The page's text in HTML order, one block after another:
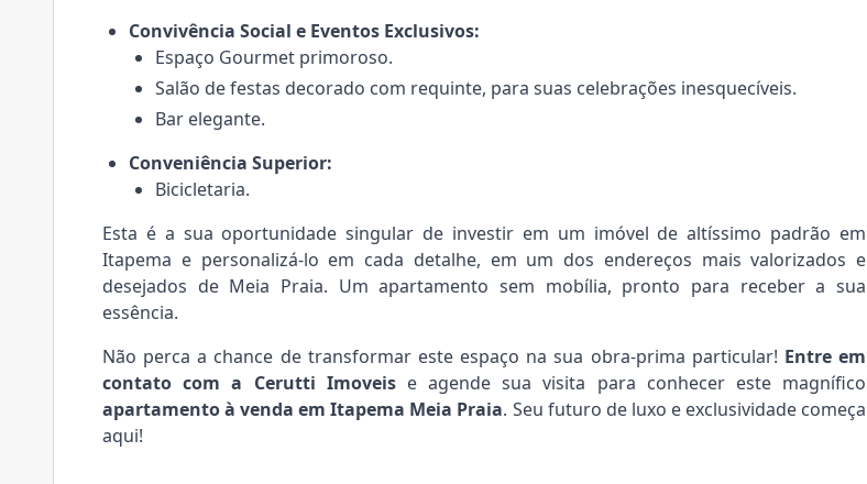
Convivência Social e Eventos Exclusivos:
Espaço Gourmet primoroso.
Salão de festas decorado com requinte, para suas celebrações inesquecíveis.
Bar elegante.
Conveniência Superior:
Bicicletaria.
Esta é a sua oportunidade singular de investir em um imóvel de altíssimo padrão em
Itapema e personalizá-lo em cada detalhe, em um dos endereços mais valorizados e
desejados de Meia Praia. Um apartamento sem mobília, pronto para receber a sua
essência.
Não perca a chance de transformar este espaço na sua obra-prima particular! Entre em
contato com a Cerutti Imoveise agende sua visita para conhecer este magnífico
apartamento à venda em Itapema Meia Praia. Seu futuro de luxo e exclusividade começa
aqui!